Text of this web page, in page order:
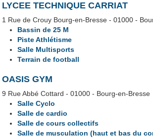
LYCEE TECHNIQUE CARRIAT
1 Rue de Crouy Bourg-en-Bresse - 01000 -
Bassin de 25 M
Piste Athlétisme
Salle Multisports
Terrain de football
OASIS GYM
9 Rue Abbé Cottard - 01000 - Bourg-en-Bresse
Salle Cyclo
Salle de cardio
Salle de cours collectifs
Salle de musculation (haut et bas du